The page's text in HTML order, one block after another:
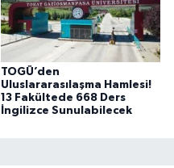
TOGÜ’den
Uluslararasılaşma Hamlesi!
13 Fakültede 668 Ders
İngilizce Sunulabilecek